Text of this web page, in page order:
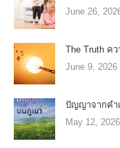
June 26,
The Truth ค
June 9, 2026
ปัญญาจากคำ
May 12, 2026